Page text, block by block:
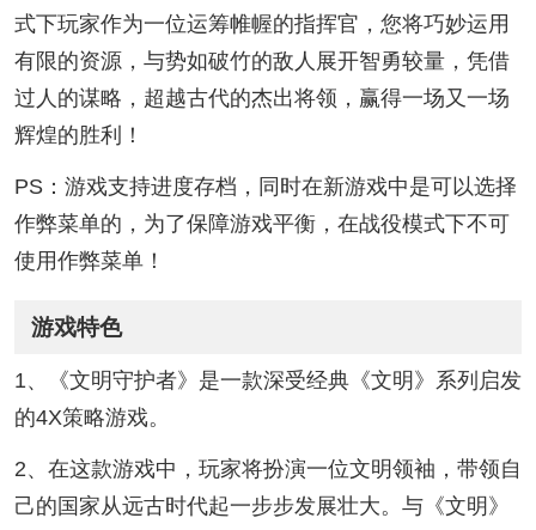
式下玩家作为一位运筹帷幄的指挥官，您将巧妙运用
有限的资源，与势如破竹的敌人展开智勇较量，凭借
过人的谋略，超越古代的杰出将领，赢得一场又一场
辉煌的胜利！
PS：游戏支持进度存档，同时在新游戏中是可以选择
作弊菜单的，为了保障游戏平衡，在战役模式下不可
使用作弊菜单！
游戏特色
1、《文明守护者》是一款深受经典《文明》系列启发
的4X策略游戏。
2、在这款游戏中，玩家将扮演一位文明领袖，带领自
己的国家从远古时代起一步步发展壮大。与《文明》